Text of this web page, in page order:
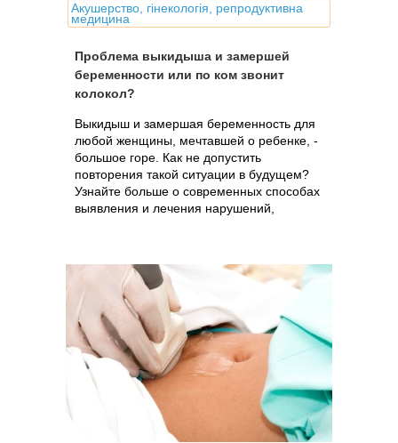
Акушерство, гінекологія, репродуктивна
медицина
Проблема выкидыша и замершей
беременности или по ком звонит
колокол?
Выкидыш и замершая беременность для
любой женщины, мечтавшей о ребенке, -
большое горе. Как не допустить
повторения такой ситуации в будущем?
Узнайте больше о современных способах
выявления и лечения нарушений,